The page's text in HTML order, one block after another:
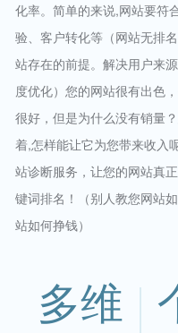
化率。简单的来说,网站要符
验、客户转化等（网站无排
站存在的前提。解决用户来
度优化）您的网站很有出色
很好，但是为什么没有销量
着,怎样能让它为您带来收入
站诊断服务，让您的网站真
键词排名！（别人教您网站
站如何挣钱）
多维